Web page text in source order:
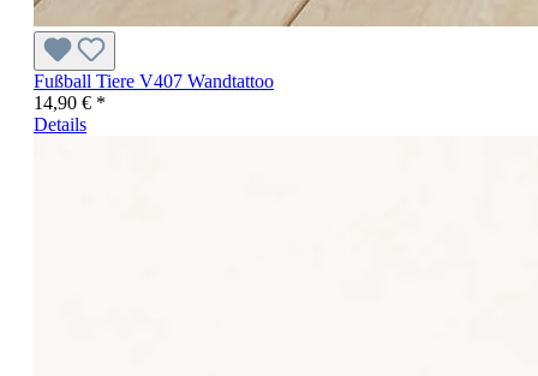
Fußball Tiere V407 Wandtattoo
14,90 € *
Details